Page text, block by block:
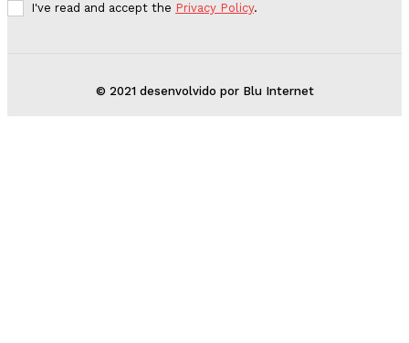
I've read and accept the Privacy Policy.
© 2021 desenvolvido por Blu Internet